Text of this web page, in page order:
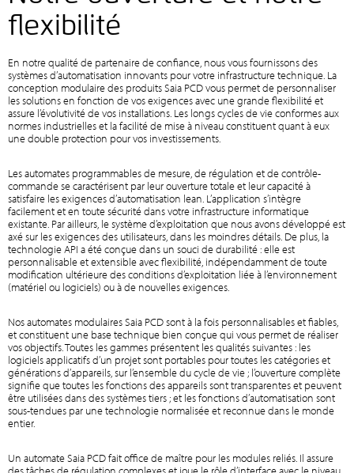
flexibilité
En notre qualité de partenaire de confiance, nous vous fournissons des
systèmes d’automatisation innovants pour votre infrastructure technique. La
conception modulaire des produits Saia PCD vous permet de personnaliser
les solutions en fonction de vos exigences avec une grande flexibilité et
assure l’évolutivité de vos installations. Les longs cycles de vie conformes aux
normes industrielles et la facilité de mise à niveau constituent quant à eux
une double protection pour vos investissements.
Les automates programmables de mesure, de régulation et de contrôle-
commande se caractérisent par leur ouverture totale et leur capacité à
satisfaire les exigences d’automatisation lean. L’application s’intègre
facilement et en toute sécurité dans votre infrastructure informatique
existante. Par ailleurs, le système d’exploitation que nous avons développé est
axé sur les exigences des utilisateurs, dans les moindres détails. De plus, la
technologie API a été conçue dans un souci de durabilité : elle est
personnalisable et extensible avec flexibilité, indépendamment de toute
modification ultérieure des conditions d’exploitation liée à l’environnement
(matériel ou logiciels) ou à de nouvelles exigences.
Nos automates modulaires Saia PCD sont à la fois personnalisables et fiables,
et constituent une base technique bien conçue qui vous permet de réaliser
vos objectifs. Toutes les gammes présentent les qualités suivantes : les
logiciels applicatifs d’un projet sont portables pour toutes les catégories et
générations d’appareils, sur l’ensemble du cycle de vie ; l’ouverture complète
signifie que toutes les fonctions des appareils sont transparentes et peuvent
être utilisées dans des systèmes tiers ; et les fonctions d’automatisation sont
sous-tendues par une technologie normalisée et reconnue dans le monde
entier.
Un automate Saia PCD fait office de maître pour les modules reliés. Il assure